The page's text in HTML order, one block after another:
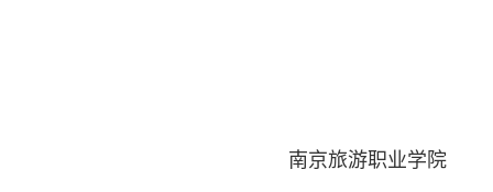
南京旅游职业学院